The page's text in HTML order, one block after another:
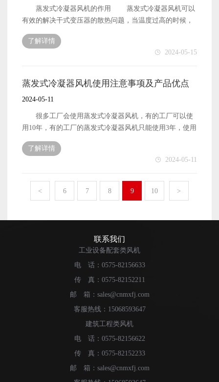
发式冷凝器风机一小时的耗电量大约在3度以内，实际上根
据气温的不同，人流的不同，这个数值会有所提高，但是
量在同等面积中只有传统空调的六分之一，是非常的节
能。 第三个优点风量大，降温效果明显。在南方的夏
小时的送风量在一万八千立方米到三万李方木左右，在大
空间也能够使用。 第四，能够调节温度，对需要进行
有着其它产品无可比拟的优势。
用寿命的长短一大部分是取决于使用者本身，在使用过程
中，应该严格遵守相关使用说明。 蒸发式冷凝器风机
商业场所，公共场所得到广泛的使用，为什么大家都会选
择蒸发式冷凝器风机呢？ 第一个优点，它的成本低，
蒸发式冷凝器风机的一半左右，今年的中央空调价格会远
远的超过一半。在价格上，蒸发式冷凝器风机有着绝对的
价格优势。 第二个优点就是省电，在理论数值上，蒸
发式冷凝器风机一小时的耗电量大约在3度以内，实际上根
整体上和其他换气设备相比，它的能耗还是很低的，耗电
量在同等面积中只有传统空调的六分之一，是非常的节
天，机组一般降温可以达到4度到12度不等，在相对干燥的
地方，降温可以达到4度到15度不等，且降温相对较快，每
纱车间是恒温车间，需要风机进行温度的调节。 总体
来看，蒸发式冷凝器风机拥有较为广泛的使用群体，的确
有着其它产品无可比拟的优势。
积灰 对于叶轮上的灰尘，用户可以通过定期的清理来
清除，这是风机在使用的时候，一个非常常规的操作，不
多的成本。 同时为了解决这个问题，经过多方的研究
论证，了可以在机壳喉舌内加装一排喷嘴，将喷嘴调节到
洗灰尘的动力介质，降低负荷后单侧冷却塔风机的灰尘阻
力。在冷却塔风机停止转动后，利用叶轮的惯性冲洗叶片
的非工作即可，然后打开加装后的阀门把冲灰水排出即
可，这样就可以起到避免积灰。 针对冷却塔风机叶轮
积灰，上述的这两个方法都是比较简单且符合使用要求
多年的发展，在产品的科技实力，产品的综合竞争力方面
都得到了一个显著的提升，冷却塔风机的各类产品逐渐在
年风机行业的快速发展，风机产品的销量开始出现各种不
同的疲态。 1：销量上升慢 这几年，很多冷却塔
处于一个平稳的阶段，但是根据相关数据的分析，风机每
机的生产企业开始增多，导致风机的直接销量下降，这是
一个行业内必然会出现的现象。 2：销量分布不均匀
不论是从地域的分布来看，还是从季节的分布来看，
各类风机的销量分布差距比较大，从整体的市场来分析，
东部的销售数量要大于西部，上半年的销售量要大于下半
是和用户联系在一起的。 3：产品销售难度变大
有很多的冷却塔风机厂家的产品售价已经有一段时间没有
进行调整了，即使各类原材料和人工成本在不断的进行增
加，始终没有进行价格调整，主要则是随着风机饱和程度
家不敢贸然的进行价格调整。
蒸发式冷凝器风机的作用 蒸发式冷凝器风机可以
有效的解决干式变压器的散热问题，当温度过高的时候，
通过空气的循环，能够让变压器继续完成工作，同时在电
子设备，电子冰冻柜等产品中也可以起到降温的作用，是
一种冷却增容的设备。 从整个风机的结构来看，电机
机的结构是比较紧凑的，造型比较完整和美观，具有不生
蒸发式冷凝器风机的使用条件 1：蒸发式冷凝器
风机的使用温度按照设计的要求，在零下40度到75度之
间，尤其是在夏季环境温度高的时候，要注意临界的温
在强酸和高碱的环境中进行使用，蒸发式冷凝器风机不得
直接和这些溶液进行接触，若是一定要进行接触的话，暴
相关的除尘装置。 4：蒸发式冷凝器风机的使用要求
值。 蒸发式冷凝器风机无法启动的原因分析 1：
电源断相 当通过的电流出现阻隔和断流的情况，蒸发
式冷凝器风机的电机就不能正常接收到电，自然是不能启
动。检查外面和内部的连接线有无出现缺相和断流的情
况，排除这个故障即可。 2：电机超负荷 当蒸发
参数选择不正确的时候，就会导致电机出现过载的情况，
管网的阻力会进一步的增加。蒸发式冷凝器风机就没有办
法正常的启动。 3：轴承的损坏 电机的轴承本身
损坏，配合的间隙变小，或者说间隙的要求不符合使用的
转动就会有一定的困难，这样就导致轴承变形，电机本身
了解详情
2024-05-15
蒸发式冷凝器风机使用注意事项及产品优点
2024-05-11
很多工厂会使用蒸发式冷凝器风机，有的工厂可以使
用10年，有的工厂的蒸发式冷凝器风机只能使用3年，使用
寿命的长短，取决于有否正确使用 在使用环境上，蒸
发冷风就的使用温度范围是20度到50度，夏天南方城市
中，特别是朝南的工厂温度是远远大于50度的，这个时
是不适合用的。在湿度方面，风机要求环境相对湿度是在
百分之85以下，梅雨天的湿可以到达百分之一百，要慎重
差，蒸发式冷凝器风机的电线很容易被老鼠咬坏，通常我
们要求经常检查电线连接，不得在机组连接线上重压，拉
伸，甚至是不按照说明书擅自更改控制线。相关改装要符
仅要注意环境，还要注意一些细节，不得使用不正确的保
险丝或者其他金属代替原有的保险丝，以免发生故障，最
好是同品牌的保险丝。 运行中，切勿私自拆开一些零
部件，包括蒸发器，顶盖等。其实蒸发式冷凝器风机的使
中，应该严格遵守相关使用说明。 蒸发式冷凝器风机
是一种具有降温换气防尘于一体的风机，它在企业车间，
商业场所，公共场所得到广泛的使用，为什么大家都会选
择蒸发式冷凝器风机呢？ 第一个优点，它的成本低，
了解详情
2024-05-11
< 6 7 8 9 10 >
联系我们
工业设备配套类风机
电 话：0575-82156633
传 真：0575-82152211
邮 箱：sales@cnmxfj.com
客服热线：15068593647
建筑工程类风机
电 话：0575-82156622
传 真：0575-82152233
邮 箱：sales@cnmxfj.com